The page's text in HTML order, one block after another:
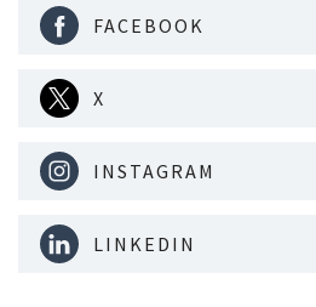
FACEBOOK
X
INSTAGRAM
LINKEDIN